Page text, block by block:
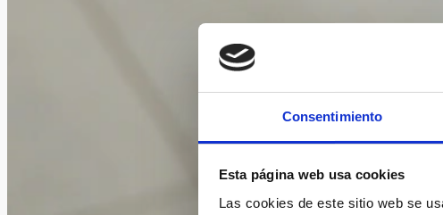
Consentimiento
Esta página web usa cookies
Las cookies de este sitio web se